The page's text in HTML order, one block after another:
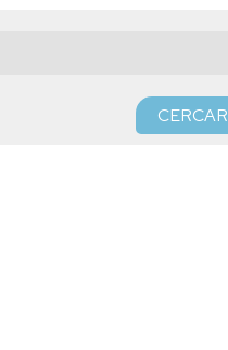
CERCAR